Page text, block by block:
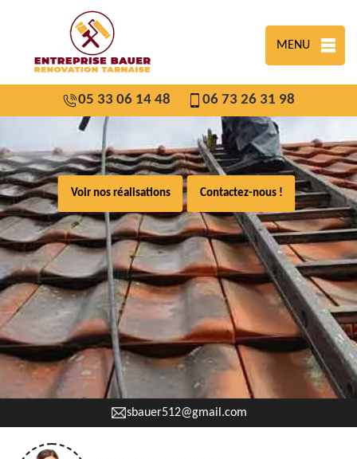
MENU
05 33 06 14 48 06 73 26 31 98
Voir nos réalisations Contactez-nous !
sbauer512@gmail.com